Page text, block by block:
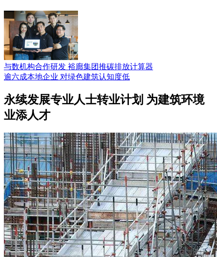
与数机构合作研发 裕廊集团推碳排放计算器
逾六成本地企业 对绿色建筑认知度低
永续发展专业人士转业计划 为建筑环境
业添人才